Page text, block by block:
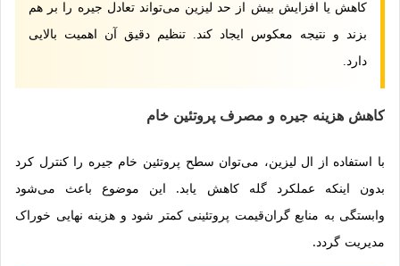
کاهش یا افزایش بیش از حد لیزین می‌تواند تعادل جیره را بر هم
بزند و نتیجه معکوس ایجاد کند. تنظیم دقیق آن اهمیت بالایی
دارد.
کاهش هزینه جیره و مصرف پروتئین خام
با استفاده از ال لیزین، می‌توان سطح پروتئین خام جیره را کنترل کرد
بدون اینکه عملکرد گله کاهش یابد. این موضوع باعث می‌شود
وابستگی به منابع گران‌قیمت پروتئینی کمتر شود و هزینه نهایی خوراک
مدیریت گردد.